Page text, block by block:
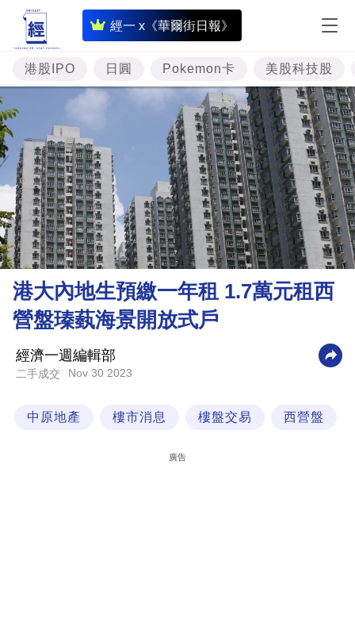
經一 x《華爾街日報》
即
時
財
經
投
資
樓
市
理
財
商
業
科
港股IPO 日圓 Pokemon卡 美股科技股
港大內地生預繳一年租 1.7萬元租西
營盤瑧蓺海景開放式戶
經濟一週編輯部
二手成交 Nov 30 2023
中原地產 樓市消息 樓盤交易 西營盤
廣告